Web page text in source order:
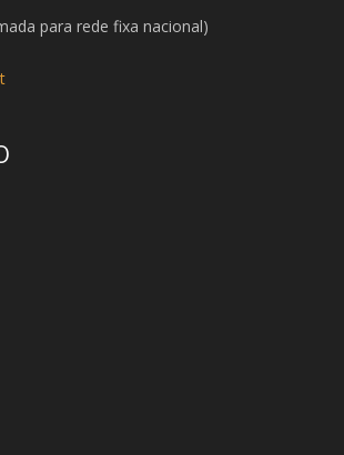
para rede fixa nacional)